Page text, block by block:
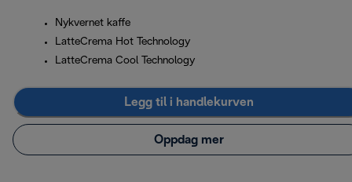
Nykvernet kaffe
LatteCrema Hot Technology
LatteCrema Cool Technology
Legg til i handlekurven
Oppdag mer